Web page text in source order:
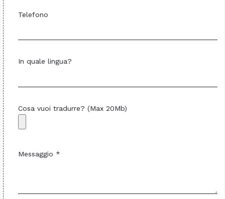
Telefono
In quale lingua?
Cosa vuoi tradurre? (Max 20Mb)
Messaggio *